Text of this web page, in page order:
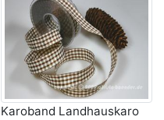
Karoband Landhauskaro